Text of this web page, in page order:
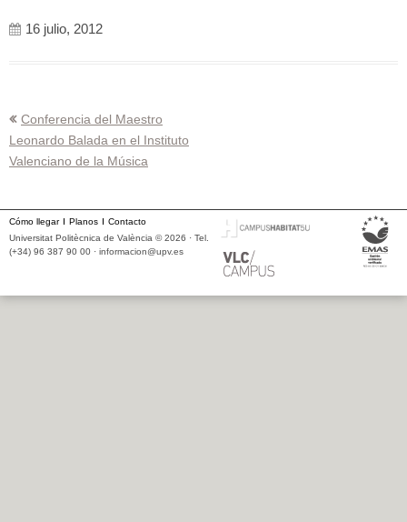
16 julio, 2012
Navegación
de
Conferencia del Maestro
Leonardo Balada en el Instituto
Valenciano de la Música
Cómo llegar Planos
Contacto
Universitat Politècnica de València © 2026 · Tel.
(+34) 96 387 90 00 · informacion@upv.es